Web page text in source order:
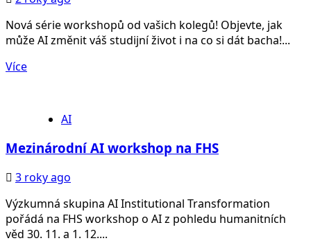
Nová série workshopů od vašich kolegů! Objevte, jak
může AI změnit váš studijní život i na co si dát bacha!...
Více
AI
Mezinárodní AI workshop na FHS
3 roky ago
Výzkumná skupina AI Institutional Transformation
pořádá na FHS workshop o AI z pohledu humanitních
věd 30. 11. a 1. 12....